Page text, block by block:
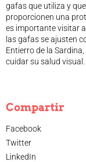
gafas que utiliza y
proporcionen una
es importante visitar
las gafas se ajusten
Entierro de la
cuidar su salud visual.
Compartir
Facebook
Twitter
LinkedIn